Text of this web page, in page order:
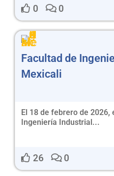
0 0
Facultad de
Mexicali
El 18 de febrero de 2026,
Ingeniería Industrial...
26 0